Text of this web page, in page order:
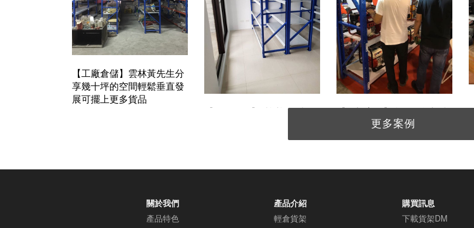
【工廠倉儲】雲林黃先生分
享幾十坪的空間輕鬆垂直發
展可擺上更多貨品
【公司倉儲】感謝桃園大園
【展架案例】我們的貨架快
拆快裝特性，展場佈展超方
便，佈展貨架找好日就對了
更多案例
關於我們
產品特色
產品介紹
輕倉貨架
購買訊息
下載貨架DM